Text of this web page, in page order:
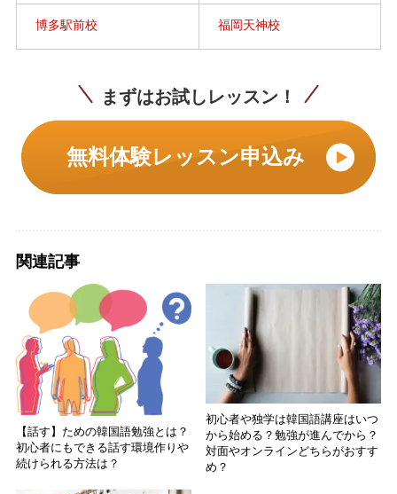
博多駅前校 福岡天神校
まずはお試しレッスン！
無料体験レッスン申込み
関連記事
【話す】ための韓国語勉強とは？
初心者にもできる話す環境作りや
続けられる方法は？
初心者や独学は韓国語講座はいつ
から始める？勉強が進んでから？
対面やオンラインどちらがおすす
め？